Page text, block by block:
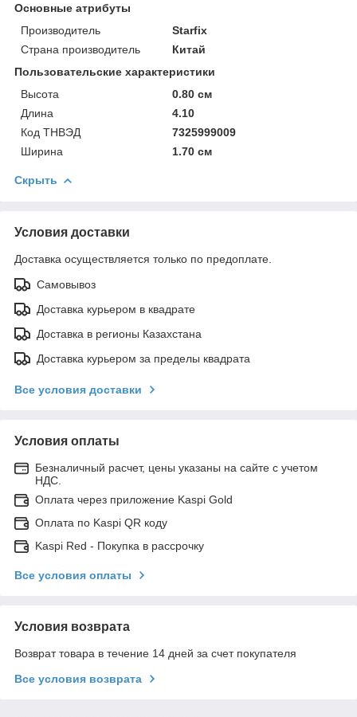
Основные атрибуты
Производитель
Starfix
Страна производитель
Китай
Пользовательские характеристики
Высота
0.80 см
Длина
4.10
Код ТНВЭД
7325999009
Ширина
1.70 см
Скрыть
Условия доставки
Доставка осуществляется только по предоплате.
Самовывоз
Доставка курьером в квадрате
Доставка в регионы Казахстана
Доставка курьером за пределы квадрата
Все условия доставки
Условия оплаты
Безналичный расчет, цены указаны на сайте с учетом
НДС.
Оплата через приложение Kaspi Gold
Оплата по Kaspi QR коду
Kaspi Red - Покупка в рассрочку
Все условия оплаты
Условия возврата
Возврат товара в течение 14 дней за счет покупателя
Все условия возврата